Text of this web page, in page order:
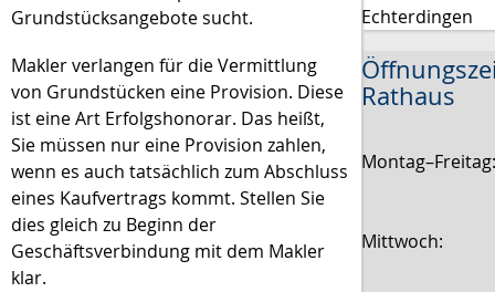
Grundstücksangebote sucht.
Makler verlangen für die Vermittlung
von Grundstücken eine Provision. Diese
ist eine Art Erfolgshonorar. Das heißt,
Sie müssen nur eine Provision zahlen,
wenn es auch tatsächlich zum Abschluss
eines Kaufvertrags kommt. Stellen Sie
dies gleich zu Beginn der
Geschäftsverbindung mit dem Makler
klar.
Echterdingen
Rathaus
Mittwoch: